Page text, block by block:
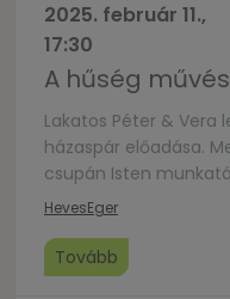
2025. február 11.,
17:30
A hűség
Lakatos Péter & Vera
házaspár előadása.
csupán Isten
gondozásában,
Iskola (Dicssuli) egyik
mutatja be, mit jelent
HevesEger
Tovább